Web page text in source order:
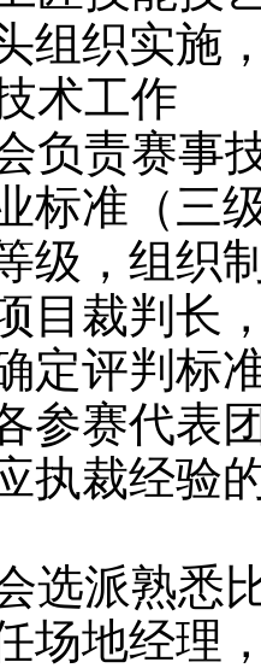
组织实施
工作
责赛事技
标准（三
级，组织
目裁判长
定评判标
参赛代表
执裁经验
派熟悉比
场地经理